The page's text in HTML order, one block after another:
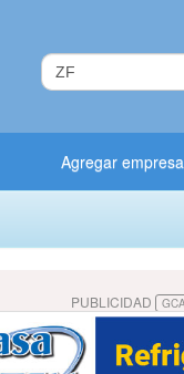
Agregar empresa
PUBLICIDAD